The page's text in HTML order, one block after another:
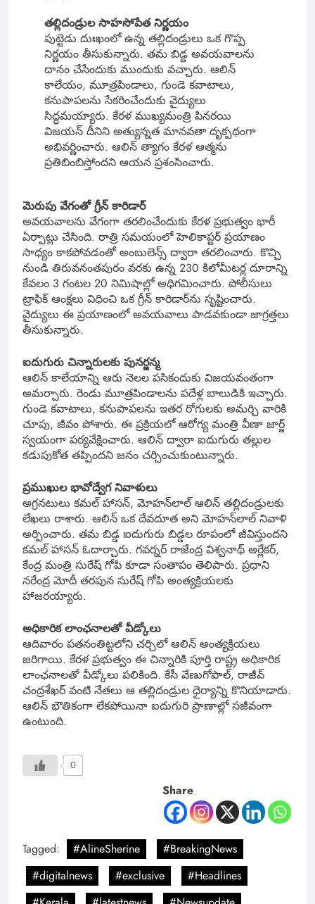
తల్లిదండ్రుల సాహసోపేత నిర్ణయం
పుట్టెడు దుఃఖంలో ఉన్న తల్లిదండ్రులు ఒక గొప్ప
నిర్ణయం తీసుకున్నారు. తమ బిడ్డ అవయవాలను
దానం చేసేందుకు ముందుకు వచ్చారు. ఆలిన్
కాలేయం, మూత్రపిండాలు, గుండె కవాటాలు,
కనుపాపలను సేకరించేందుకు వైద్యులు
సిద్ధమయ్యారు. కేరళ ముఖ్యమంత్రి పినరయి
విజయన్ దీనిని అత్యున్నత మానవతా దృక్పథంగా
అభివర్ణించారు. ఆలిన్ త్యాగం కేరళ ఆత్మను
ప్రతిబింబిస్తోందని ఆయన ప్రశంసించారు.
మెరుపు వేగంతో గ్రీన్ కారిడార్
అవయవాలను వేగంగా తరలించేందుకు కేరళ ప్రభుత్వం భారీ
ఏర్పాట్లు చేసింది. రాత్రి సమయంలో హెలికాప్టర్ ప్రయాణం
సాధ్యం కాకపోవడంతో అంబులెన్స్ ద్వారా తరలించారు. కొచ్చి
నుండి తిరువనంతపురం వరకు ఉన్న 230 కిలోమీటర్ల దూరాన్ని
కేవలం 3 గంటల 20 నిమిషాల్లో అధిగమించారు. పోలీసులు
ట్రాఫిక్ ఆంక్షలు విధించి ఒక గ్రీన్ కారిడార్‌ను సృష్టించారు.
వైద్యులు ఈ ప్రయాణంలో అవయవాలు పాడవకుండా జాగ్రత్తలు
తీసుకున్నారు.
ఐదుగురు చిన్నారులకు పునర్జన్మ
ఆలిన్ కాలేయాన్ని ఆరు నెలల పసికందుకు విజయవంతంగా
అమర్చారు. రెండు మూత్రపిండాలను పదేళ్ల బాలుడికి ఇచ్చారు.
గుండె కవాటాలు, కనుపాపలను ఇతర రోగులకు అమర్చి వారికి
చూపు, జీవం పోశారు. ఈ ప్రక్రియలో ఆరోగ్య మంత్రి వీణా జార్జ్
స్వయంగా పర్యవేక్షించారు. ఆలిన్ ద్వారా ఐదుగురు తల్లుల
కడుపుకోత తప్పిందని జనం చర్చించుకుంటున్నారు.
ప్రముఖుల భావోద్వేగ నివాళులు
అగ్రనటులు కమల్ హాసన్, మోహన్‌లాల్ ఆలిన్ తల్లిదండ్రులకు
లేఖలు రాశారు. ఆలిన్ ఒక దేవదూత అని మోహన్‌లాల్ నివాళి
అర్పించారు. తమ బిడ్డ ఐదుగురు బిడ్డల రూపంలో జీవిస్తుందని
కమల్ హాసన్ ఓదార్చారు. గవర్నర్ రాజేంద్ర విశ్వనాథ్ అర్లేకర్,
కేంద్ర మంత్రి సురేష్ గోపి కూడా సంతాపం తెలిపారు. ప్రధాని
నరేంద్ర మోదీ తరపున సురేష్ గోపి అంత్యక్రియలకు
హాజరయ్యారు.
అధికారిక లాంఛనాలతో వీడ్కోలు
ఆదివారం పతనంతిట్టలోని చర్చిలో ఆలిన్ అంత్యక్రియలు
జరిగాయి. కేరళ ప్రభుత్వం ఈ చిన్నారికి పూర్తి రాష్ట్ర అధికారిక
లాంఛనాలతో వీడ్కోలు పలికింది. కేసీ వేణుగోపాల్, రాజీవ్
చంద్రశేఖర్ వంటి నేతలు ఆ తల్లిదండ్రుల ధైర్యాన్ని కొనియాడారు.
ఆలిన్ భౌతికంగా లేకపోయినా ఐదుగురి ప్రాణాల్లో సజీవంగా
ఉంటుంది.
0
Share
Tagged: #AlineSherine
#BreakingNews
#digitalnews
#exclusive
#Headlines